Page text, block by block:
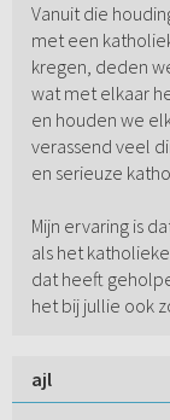
Vanuit die
met een
kregen, deden
wat met elkaar
en houden we
verassend veel
en serieuze
Mijn ervaring is
als het
dat heeft
het bij jullie ook
ajl